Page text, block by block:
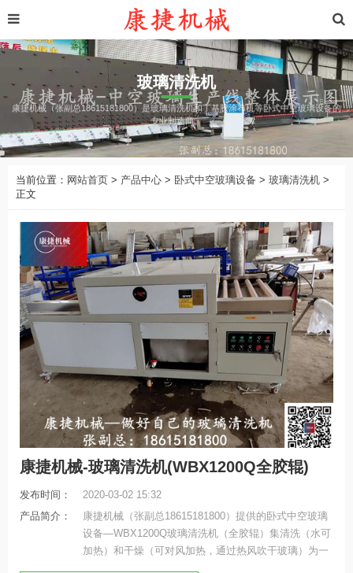
玻璃清洗机
康捷机械（张副总18615181800）是玻璃清洗机和丁基胶涂布机等卧式中空玻璃设备的
专业制造商。
当前位置： 网站首页 > 产品中心 > 卧式中空玻璃设备 > 玻璃清洗机 >
正文
康捷机械-玻璃清洗机(WBX1200Q全胶辊)
发布时间：
2020-03-02 15:32
产品简介：
康捷机械（张副总18615181800）提供的卧式中空玻璃
设备—WBX1200Q玻璃清洗机（全胶辊）集清洗（水可
加热）和干燥（可对风加热，通过热风吹干玻璃）为一